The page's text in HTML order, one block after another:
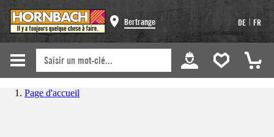
Bertrange DE | FR
Page d'accueil